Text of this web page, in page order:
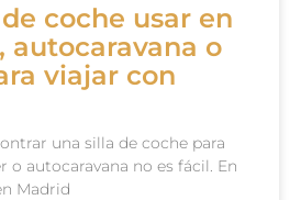
coche usar en
autocaravana o
viajar con
una silla de coche para
o autocaravana no es fácil. En
Madrid